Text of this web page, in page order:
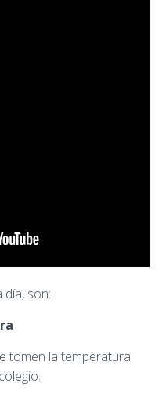
son:
tomen la temperatura